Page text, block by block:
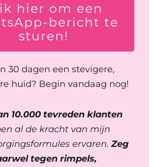
hier om een
bericht te
sturen!
30 dagen een stevigere,
huid? Begin vandaag nog!
10.000 tevreden klanten
al de kracht van mijn
ervaren.Zeg
tegen rimpels,